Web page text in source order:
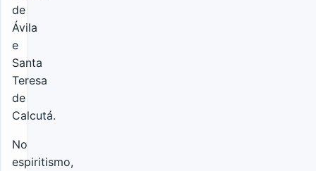
de
Ávila
e
Santa
Teresa
de
Calcutá.
No
espiritismo,